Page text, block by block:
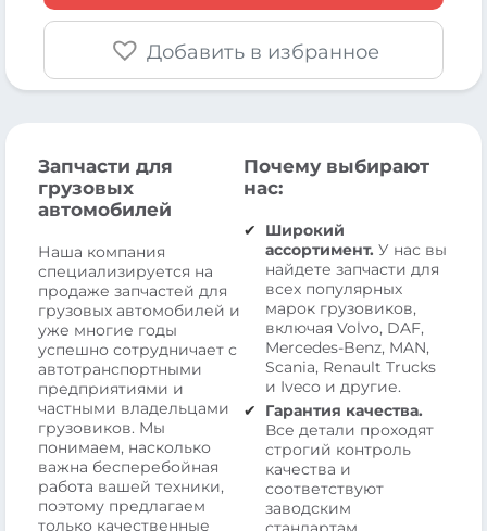
Добавить в избранное
Запчасти для
грузовых
автомобилей
Наша компания
специализируется на
продаже запчастей для
грузовых автомобилей и
уже многие годы
успешно сотрудничает с
автотранспортными
предприятиями и
частными владельцами
грузовиков. Мы
понимаем, насколько
важна бесперебойная
работа вашей техники,
поэтому предлагаем
только качественные
Почему выбирают
нас:
Широкий
ассортимент. У нас вы
найдете запчасти для
всех популярных
марок грузовиков,
включая Volvo, DAF,
Mercedes-Benz, MAN,
Scania, Renault Trucks
и Iveco и другие.
Гарантия качества.
Все детали проходят
строгий контроль
качества и
соответствуют
заводским